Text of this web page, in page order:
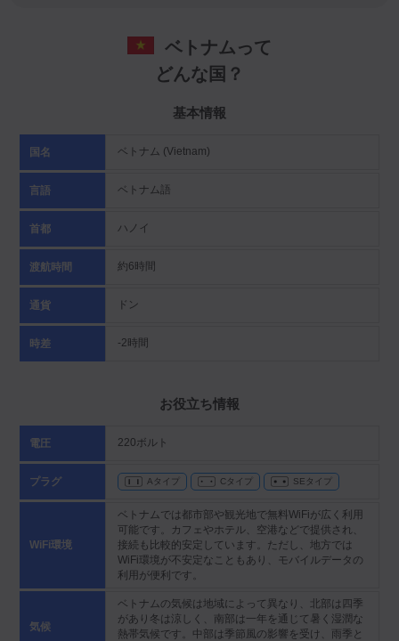
ベトナムって
どんな国？
基本情報
国名 ベトナム (Vietnam)
言語 ベトナム語
首都 ハノイ
渡航時間 約6時間
通貨 ドン
時差 -2時間
お役立ち情報
電圧 220ボルト
プラグ Aタイプ Cタイプ SEタイプ
WiFi環境
ベトナムでは都市部や観光地で無料WiFiが広く利用
可能です。カフェやホテル、空港などで提供され、
接続も比較的安定しています。ただし、地方では
WiFi環境が不安定なこともあり、モバイルデータの
利用が便利です。
気候
ベトナムの気候は地域によって異なり、北部は四季
があり冬は涼しく、南部は一年を通じて暑く湿潤な
熱帯気候です。中部は季節風の影響を受け、雨季と